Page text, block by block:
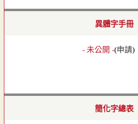
異體字手冊
- 未公開 -(申請)
簡化字總表